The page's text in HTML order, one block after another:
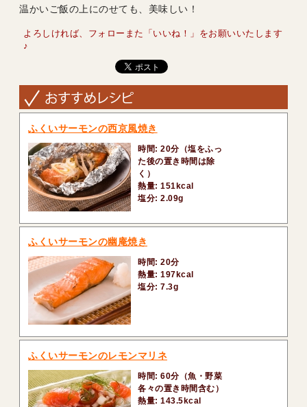
温かいご飯の上にのせても、美味しい！
よろしければ、フォローまた「いいね！」をお願いいたします
♪
ふくいサーモンの西京風焼き
時間: 20分（塩をふっ
た後の置き時間は除
く）
熱量: 151kcal
塩分: 2.09g
ふくいサーモンの幽庵焼き
時間: 20分
熱量: 197kcal
塩分: 7.3g
ふくいサーモンのレモンマリネ
時間: 60分（魚・野菜
各々の置き時間含む）
熱量: 143.5kcal